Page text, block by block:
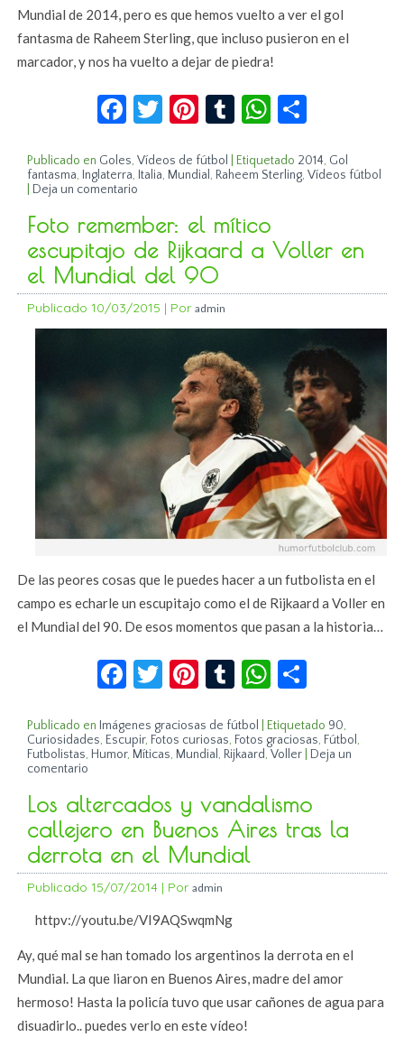
Mundial de 2014, pero es que hemos vuelto a ver el gol
fantasma de Raheem Sterling, que incluso pusieron en el
marcador, y nos ha vuelto a dejar de piedra!
Facebook
Twitter
Pinterest
TumblrWhatsApp
Publicado en Goles,Vídeos de fútbol Etiquetado 2014, Gol
fantasma, Inglaterra, Italia, Mundial , Raheem Sterling,Vídeos fútbol
Deja un comentario
Foto remember: el mítico
escupitajo de Rijkaard a Voller en
el Mundial del 90
Publicado 10/03/2015 | Por admin
De las peores cosas que le puedes hacer a un futbolista en el
campo es echarle un escupitajo como el de Rijkaard a Voller en
el Mundial del 90. De esos momentos que pasan a la historia…
Facebook
Twitter
Pinterest
TumblrWhatsApp
Publicado en Imágenes graciosas de fútbol Etiquetado 90,
Curiosidades, Escupir, Fotos curiosas, Fotos graciosas, Fútbol ,
Futbolistas, Humor, Míticas, Mundial , Rijkaard,Voller
Deja un
comentario
Los altercados y vandalismo
callejero en Buenos Aires tras la
derrota en el Mundial
Publicado 15/07/2014 | Por admin
httpv://youtu.be/VI9AQSwqmNg
Ay, qué mal se han tomado los argentinos la derrota en el
Mundial. La que liaron en Buenos Aires, madre del amor
hermoso! Hasta la policía tuvo que usar cañones de agua para
disuadirlo.. puedes verlo en este vídeo!